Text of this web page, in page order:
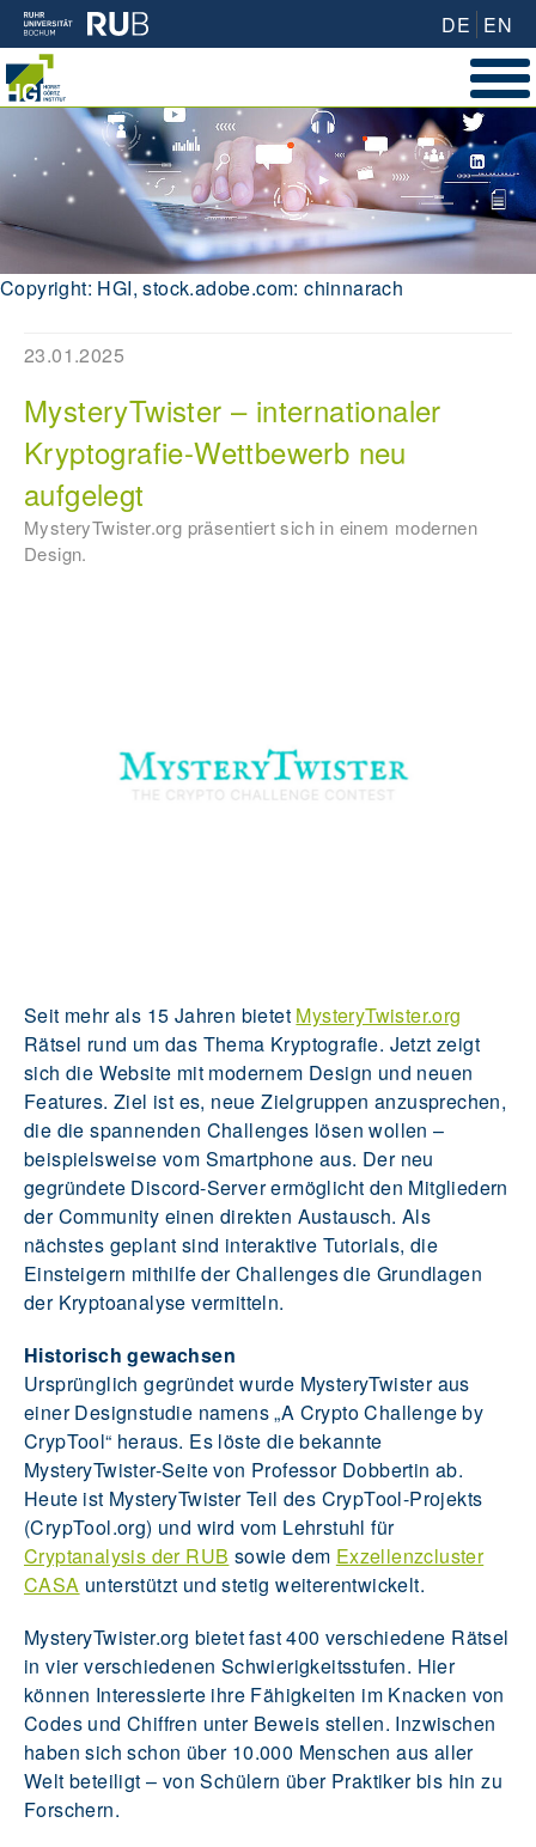
DE EN
Copyright: HGI, stock.adobe.com: chinnarach
23.01.2025
MysteryTwister – internationaler
Kryptografie-Wettbewerb neu
aufgelegt
MysteryTwister.org präsentiert sich in einem modernen
Design.
Seit mehr als 15 Jahren bietet MysteryTwister.org
Rätsel rund um das Thema Kryptografie. Jetzt zeigt
sich die Website mit modernem Design und neuen
Features. Ziel ist es, neue Zielgruppen anzusprechen,
die die spannenden Challenges lösen wollen –
beispielsweise vom Smartphone aus. Der neu
gegründete Discord-Server ermöglicht den Mitgliedern
der Community einen direkten Austausch. Als
nächstes geplant sind interaktive Tutorials, die
Einsteigern mithilfe der Challenges die Grundlagen
der Kryptoanalyse vermitteln.
Historisch gewachsen
Ursprünglich gegründet wurde MysteryTwister aus
einer Designstudie namens „A Crypto Challenge by
CrypTool“ heraus. Es löste die bekannte
MysteryTwister-Seite von Professor Dobbertin ab.
Heute ist MysteryTwister Teil des CrypTool-Projekts
(CrypTool.org) und wird vom Lehrstuhl für
Cryptanalysis der RUB sowie dem Exzellenzcluster
CASA unterstützt und stetig weiterentwickelt.
MysteryTwister.org bietet fast 400 verschiedene Rätsel
in vier verschiedenen Schwierigkeitsstufen. Hier
können Interessierte ihre Fähigkeiten im Knacken von
Codes und Chiffren unter Beweis stellen. Inzwischen
haben sich schon über 10.000 Menschen aus aller
Welt beteiligt – von Schülern über Praktiker bis hin zu
Forschern.